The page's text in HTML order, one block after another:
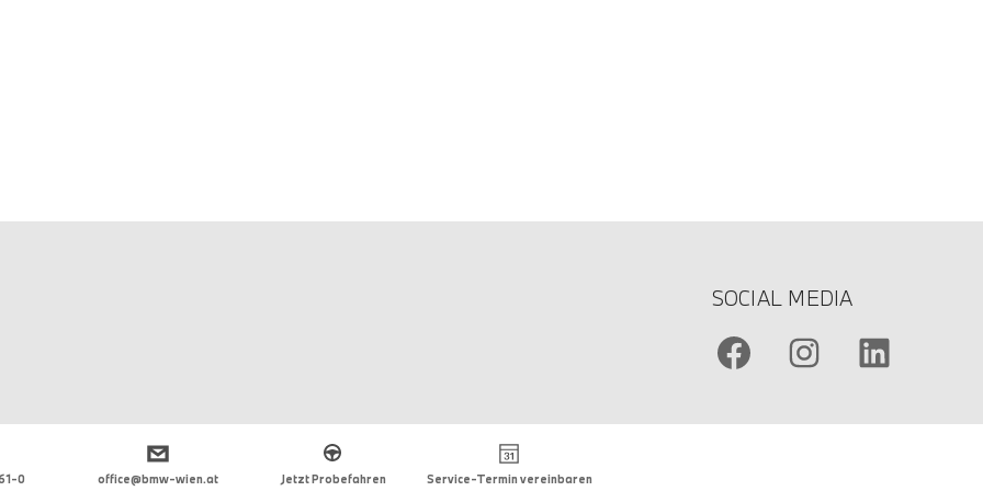
SOCIAL MEDIA
0 office@bmw-wien.at Jetzt Probefahren Service-Termin vereinbaren